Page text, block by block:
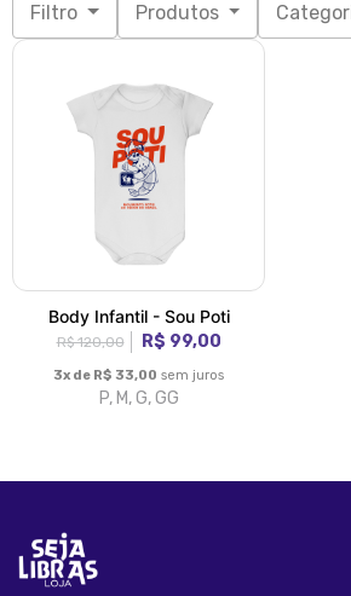
Filtro Produtos
Body Infantil - Sou Poti
R$ 120,00 R$ 99,00
3x de R$ 33,00 sem juros
P, M, G, GG